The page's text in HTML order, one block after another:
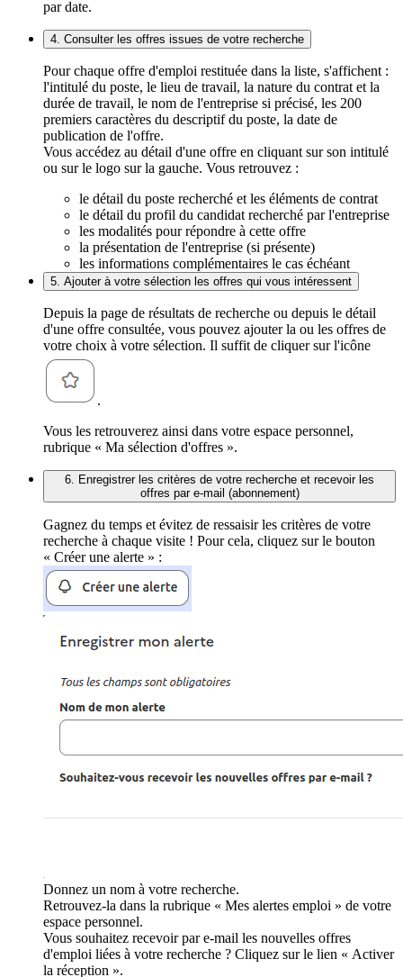
par date.
4. Consulter les offres issues de votre recherche
Pour chaque offre d'emploi restituée dans la liste, s'affichent :
l'intitulé du poste, le lieu de travail, la nature du contrat et la
durée de travail, le nom de l'entreprise si précisé, les 200
premiers caractères du descriptif du poste, la date de
publication de l'offre.
Vous accédez au détail d'une offre en cliquant sur son intitulé
ou sur le logo sur la gauche. Vous retrouvez :
le détail du poste recherché et les éléments de contrat
le détail du profil du candidat recherché par l'entreprise
les modalités pour répondre à cette offre
la présentation de l'entreprise (si présente)
les informations complémentaires le cas échéant
5. Ajouter à votre sélection les offres qui vous intéressent
Depuis la page de résultats de recherche ou depuis le détail
d'une offre consultée, vous pouvez ajouter la ou les offres de
votre choix à votre sélection. Il suffit de cliquer sur l'icône
.
Vous les retrouverez ainsi dans votre espace personnel,
rubrique « Ma sélection d'offres ».
6. Enregistrer les critères de votre recherche et recevoir les
offres par e-mail (abonnement)
Gagnez du temps et évitez de ressaisir les critères de votre
recherche à chaque visite ! Pour cela, cliquez sur le bouton
« Créer une alerte » :
Donnez un nom à votre recherche.
Retrouvez-la dans la rubrique « Mes alertes emploi » de votre
espace personnel.
Vous souhaitez recevoir par e-mail les nouvelles offres
d'emploi liées à votre recherche ? Cliquez sur le lien « Activer
la réception ».